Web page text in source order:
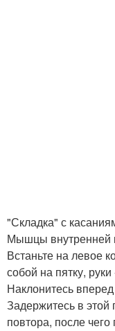
"Складка" с
Мышцы внутренней
Встаньте на левое
собой на пятку,
Наклонитесь
Задержитесь в
повтора, после